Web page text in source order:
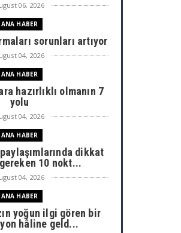
06, 2026
ANA HABER
sorunları artıyor
04, 2026
ANA HABER
hazırlıklı olmanın 7
yolu
04, 2026
ANA HABER
dikkat
10 nokt...
04, 2026
ANA HABER
yoğun ilgi gören bir
hâline geld...